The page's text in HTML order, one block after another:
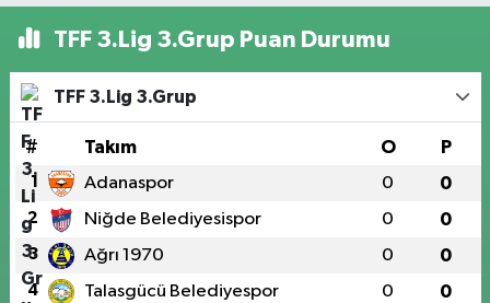
TFF 3.Lig 3.Grup Puan Durumu
TFF 3.Lig 3.Grup
# Takım O P
1 Adanaspor 0 0
2 Niğde Belediyesispor 0 0
3 Ağrı 1970 0 0
4 Talasgücü Belediyespor 0 0